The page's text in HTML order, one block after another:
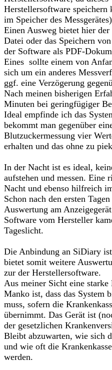
Herstellersoftware
im Speicher des
Einen Ausweg bietet hier
Datei oder das Speichern
der Software als PDF-
Eines sollte einem von
sich um ein anderes
ggf. eine Verzögerung
Nach meinen bisherigen
Minuten bei geringfügiger
Ideal empfinde ich das
bekommt man gegenüber
Blutzuckermessung vier
erhalten und das ohne zu
In der Nacht ist es ideal,
aufstehen und messen. Eine
Nacht und ebenso hilfreich
Schon nach den ersten
Auswertung am
Software vom Hersteller
Tageslicht.
Die Anbindung an SiDiary
bietet somit weitere
zur der Herstellersoftware.
Aus meiner Sicht eine
Manko ist, dass das System
muss, sofern die
übernimmt. Das Gerät ist
der gesetzlichen
Bleibt abzuwarten, wie sich
und wie oft die
werden.